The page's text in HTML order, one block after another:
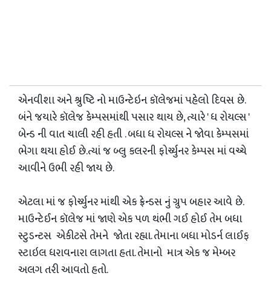
એનવીશા અને શ્રુષ્ટિ નો માઉન્ટેઇન કૉલેજમાં પહેલો દિવસ છે.
બંને જયારે કૉલેજ કેમ્પસમાંથી પસાર થાય છે, ત્યારે ' ધ રોયલ્સ '
બેન્ડ ની વાત ચાલી રહી હતી . બધા ધ રોયલ્સ ને જોવા કેમ્પસમાં
ભેગા થયા હોઈ છે.ત્યાં જ બ્લુ કલરની ફોર્ચ્યુનર કેમ્પસ માં વચ્ચે
આવીને ઉભી રહી જાય છે.
એટલા માં જ ફોર્ચ્યુનર માંથી એક ફ્રેન્ડસ નું ગ્રુપ બહાર આવે છે.
માઉન્ટેઈન કૉલેજ માં જાણે એક પળ થંભી ગઈ હોઈ તેમ બધા
સ્ટુડન્ટસ એકીટસે તેમને જોતા રહ્યા. તેમાના બધા મોડર્ન લાઈફ
સ્ટાઇલ ધરાવનારા લાગતા હતા. તેમાનો માત્ર એક જ મેમ્બર
અલગ તરી આવતો હતો.